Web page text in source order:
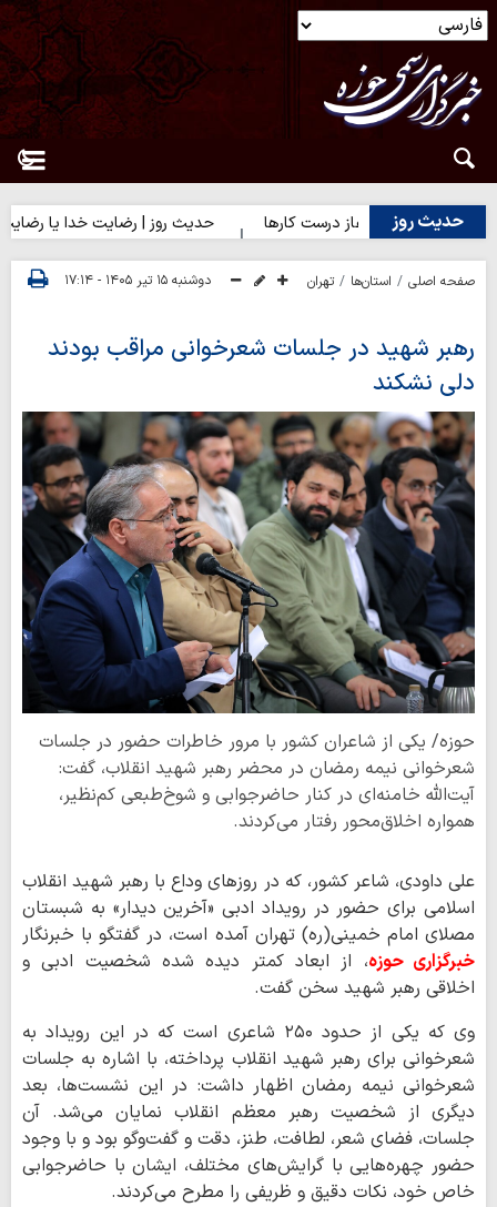
حدیث روز
حدیث روز | آغاز درست کارها حدیث روز | رضایت خدا یا رضایت
صفحه اصلی استان‌ها تهران دوشنبه ۱۵ تیر ۱۴۰۵ - ۱۷:۱۴
رهبر شهید در جلسات شعرخوانی مراقب بودند
دلی نشکند
حوزه/ یکی از شاعران کشور با مرور خاطرات حضور در جلسات
شعرخوانی نیمه رمضان در محضر رهبر شهید انقلاب، گفت:
آیت‌الله خامنه‌ای در کنار حاضرجوابی و شوخ‌طبعی کم‌نظیر،
همواره اخلاق‌محور رفتار می‌کردند.
علی داودی، شاعر کشور، که در روزهای وداع با رهبر شهید انقلاب
اسلامی برای حضور در رویداد ادبی «آخرین دیدار» به شبستان
مصلای امام خمینی(ره) تهران آمده است، در گفتگو با خبرنگار
خبرگزاری حوزه، از ابعاد کمتر دیده‌ شده شخصیت ادبی و
اخلاقی رهبر شهید سخن گفت.
وی که یکی از حدود ۲۵۰ شاعری است که در این رویداد به
شعرخوانی برای رهبر شهید انقلاب پرداخته، با اشاره به جلسات
شعرخوانی نیمه رمضان اظهار داشت: در این نشست‌ها، بعد
دیگری از شخصیت رهبر معظم انقلاب نمایان می‌شد. آن
جلسات، فضای شعر، لطافت، طنز، دقت و گفت‌وگو بود و با وجود
حضور چهره‌هایی با گرایش‌های مختلف، ایشان با حاضرجوابی
خاص خود، نکات دقیق و ظریفی را مطرح می‌کردند.